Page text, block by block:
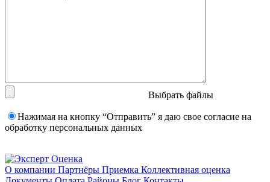
Выбрать файлы
Нажимая на кнопку “Отправить” я даю свое согласие на
обработку персональных данных
О компании Партнёры Приемка Коллективная оценка